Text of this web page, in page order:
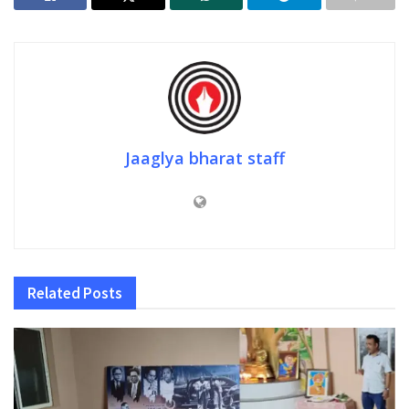
Jaaglya bharat staff
Related Posts